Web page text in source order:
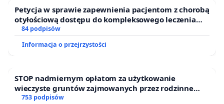
Petycja w sprawie zapewnienia pacjentom z chorobą
otyłościową dostępu do kompleksowego leczenia
oraz programów profilaktycznych.
84 podpisów
Informacja o przejrzystości
STOP nadmiernym opłatom za użytkowanie
wieczyste gruntów zajmowanych przez rodzinne
ogrody działkowe.
753 podpisów